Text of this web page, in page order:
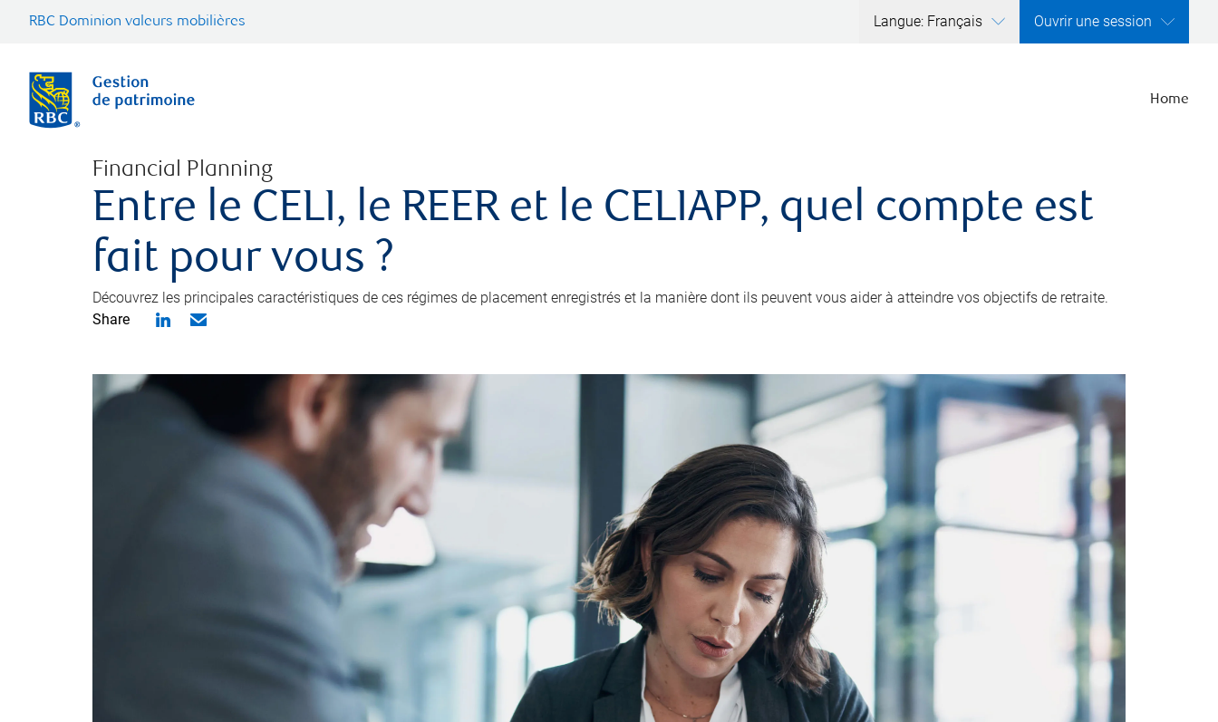
RBC Dominion valeurs mobilières Langue: Français Ouvrir une session
Home
Financial Planning
Entre le CELI, le REER et le CELIAPP, quel compte est
fait pour vous ?
Découvrez les principales caractéristiques de ces régimes de placement enregistrés et la manière dont ils peuvent vous aider à atteindre vos objectifs de retraite.
Share